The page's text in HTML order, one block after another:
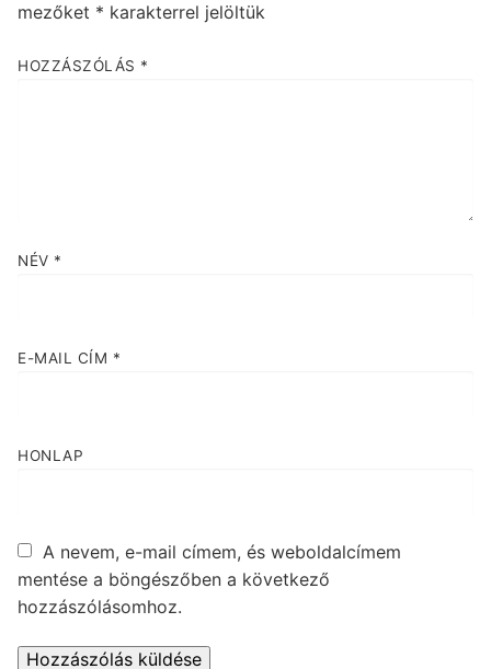
mezőket * karakterrel jelöltük
HOZZÁSZÓLÁS *
NÉV *
E-MAIL CÍM *
HONLAP
A nevem, e-mail címem, és weboldalcímem
mentése a böngészőben a következő
hozzászólásomhoz.